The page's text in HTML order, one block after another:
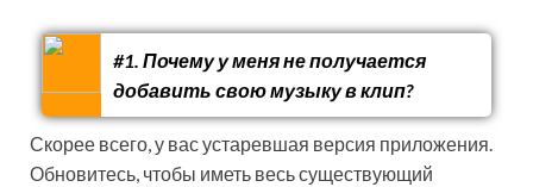
#1. Почему у меня не получается
добавить свою музыку в клип?
Скорее всего, у вас устаревшая версия приложения.
Обновитесь, чтобы иметь весь существующий